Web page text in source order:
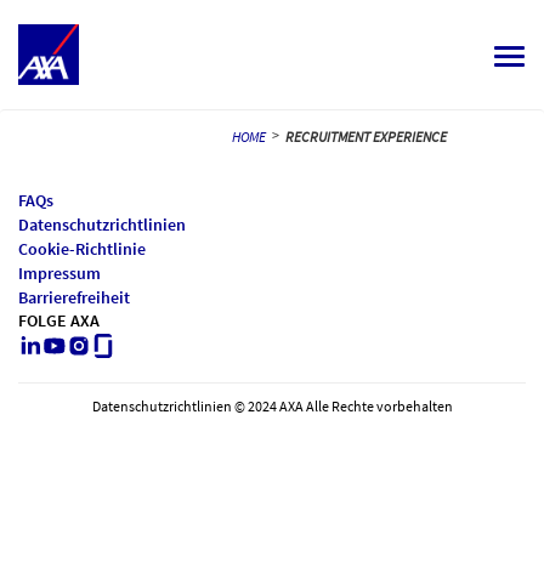
OUR CULTURE
MEET OUR PEOPLE
LOG BACK IN
HOME > RECRUITMENT EXPERIENCE
FAQs
Datenschutzrichtlinien
Cookie-Richtlinie
Impressum
Barrierefreiheit
FOLGE AXA
LinkedIn
Youtube
Instagram
Glassdoor
Datenschutzrichtlinien © 2024 AXA Alle Rechte vorbehalten